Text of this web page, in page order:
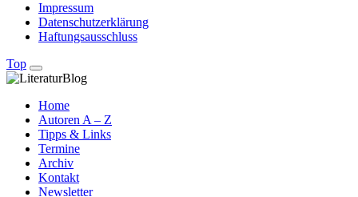
Impressum
Datenschutzerklärung
Haftungsausschluss
Top
Home
Autoren A – Z
Tipps & Links
Termine
Archiv
Kontakt
Newsletter